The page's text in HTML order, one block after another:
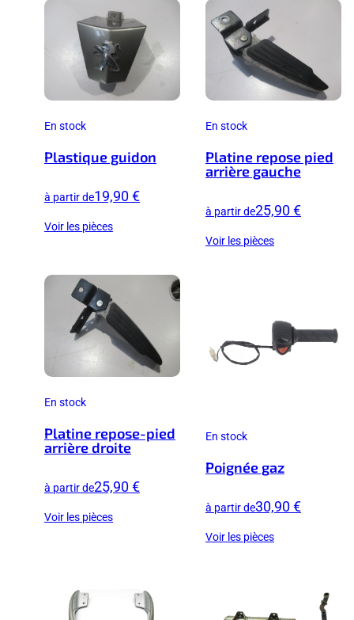
En stock
Plastique guidon
à partir de19,90 €
Voir les pièces
En stock
Platine repose pied
arrière gauche
à partir de25,90 €
Voir les pièces
En stock
Platine repose-pied
arrière droite
à partir de25,90 €
Voir les pièces
En stock
Poignée gaz
à partir de30,90 €
Voir les pièces